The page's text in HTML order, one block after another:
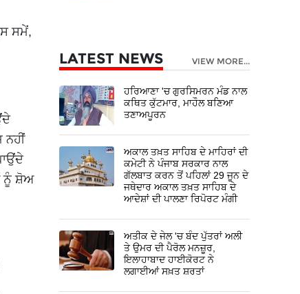
ਸਮੇਂ,
ਨੂੰ ਸ਼ੋਅ
LATEST NEWS VIEW MORE...
ਹਰਿਆਣਾ 'ਚ ਗੁਰਸਿਮਰਨ ਮੰਡ ਨਾਲ
ਕਥਿਤ ਕੁੱਟਮਾਰ, ਮਾਹੌਲ ਬਣਿਆ
ਤਣਾਅਪੂਰਨ
ਅਕਾਲ ਤਖ਼ਤ ਸਾਹਿਬ ਦੇ ਮਾਹਿਰਾਂ ਦੀ
ਕਮੇਟੀ ਨੇ ਪੰਜਾਬ ਸਰਕਾਰ ਨਾਲ
ਗੱਲਬਾਤ ਕਰਨ ਤੋਂ ਪਹਿਲਾਂ 29 ਜੂਨ ਦੇ
ਜਥੇਦਾਰ ਅਕਾਲ ਤਖ਼ਤ ਸਾਹਿਬ ਦੇ
ਆਦੇਸ਼ਾਂ ਦੀ ਪਾਲਣਾ ਰਿਪੋਰਟ ਮੰਗੀ
ਅਤੀਕ ਦੇ ਜੇਲ 'ਚ ਬੰਦ ਪੁੱਤਰਾਂ ਅਲੀ
ਤੇ ਉਮਰ ਦੀ ਪੈਰੋਲ ਮਨਜ਼ੂਰ,
ਇਲਾਹਾਬਾਦ ਹਾਈਕੋਰਟ ਨੇ
ਲਗਾਈਆਂ ਸਖ਼ਤ ਸ਼ਰਤਾਂ